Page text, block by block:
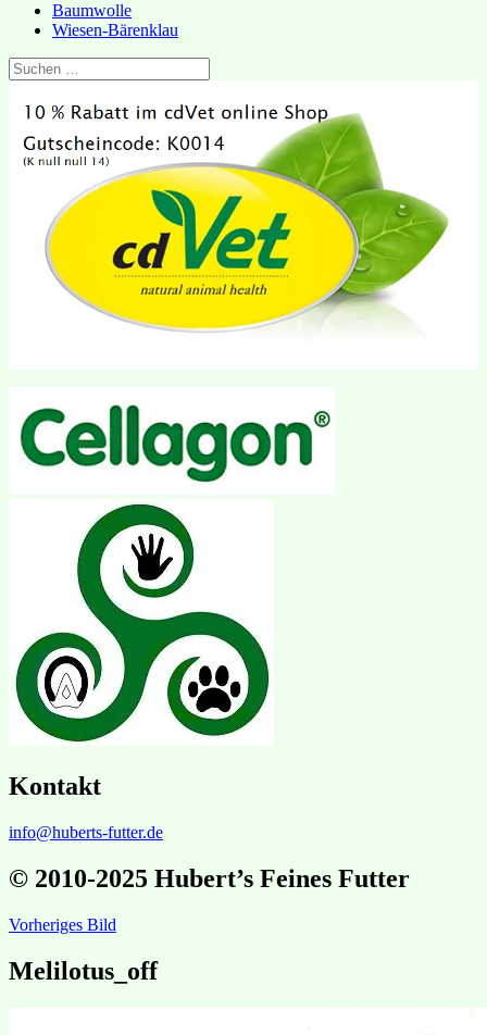
Baumwolle
Wiesen-Bärenklau
Suchen
nach:
Kontakt
info@huberts-futter.de
© 2010-2025 Hubert’s Feines Futter
Vorheriges Bild
Melilotus_off